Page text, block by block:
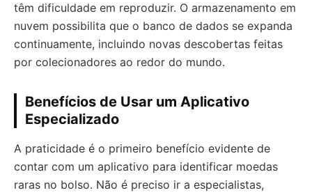
têm dificuldade em reproduzir. O armazenamento em
nuvem possibilita que o banco de dados se expanda
continuamente, incluindo novas descobertas feitas
por colecionadores ao redor do mundo.
Benefícios de Usar um Aplicativo
Especializado
A praticidade é o primeiro benefício evidente de
contar com um aplicativo para identificar moedas
raras no bolso. Não é preciso ir a especialistas,